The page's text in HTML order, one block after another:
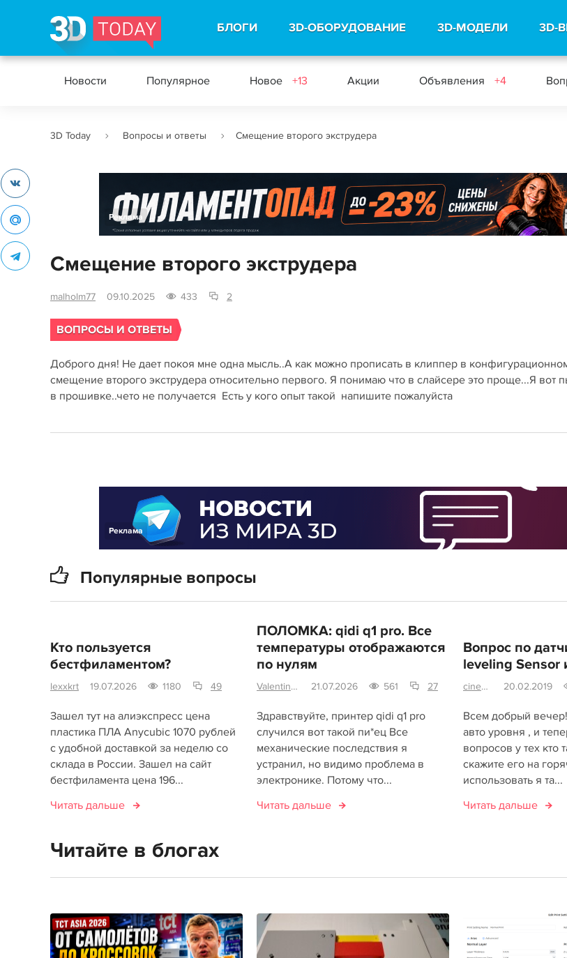
БЛОГИ 3D-ОБОРУДОВАНИЕ 3D-МОДЕЛИ 3D-
Новости Популярное Новое +13 Акции Объявления +4
3D Today Вопросы и ответы Смещение второго экструдера
Реклама
Смещение второго экструдера
malholm77 09.10.2025 433 2
ВОПРОСЫ И ОТВЕТЫ
Доброго дня! Не дает покоя мне одна мысль..А как можно прописать в клиппер в
смещение второго экструдера относительно первого. Я понимаю что в слайсере это проще...Я вот
в прошивке..чето не получается Есть у кого опыт такой напишите пожалуйста
Популярные вопросы
Кто пользуется
бестфиламентом?
lexxkrt 19.07.2026 1180 49
Зашел тут на алиэкспресс цена
пластика ПЛА Anycubic 1070 рублей
с удобной доставкой за неделю со
склада в России. Зашел на сайт
бестфиламента цена 196...
Читать дальше
ПОЛОМКА: qidi q1 pro. Все
температуры отображаются
по нулям
Valentin98 21.07.2026 561 27
Здравствуйте, принтер qidi q1 pro
случился вот такой пи*ец Все
механические последствия я
устранил, но видимо проблема в
электронике. Потому что...
Читать дальше
Вопрос по
leveling Sensor
cinema4d 20.02.2019
Всем добрый
авто уровня , и
вопросов у тех кто
скажите его на
использовать я та...
Читать дальше
Реклама
Читайте в блогах